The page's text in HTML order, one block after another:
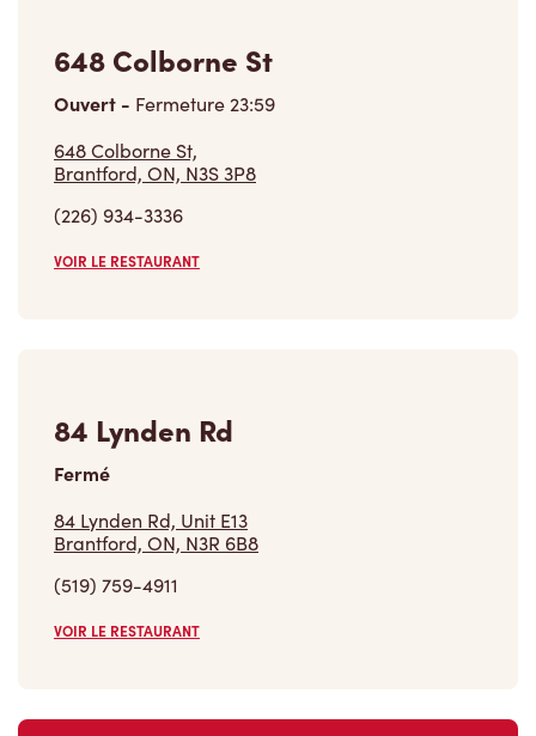
648 Colborne St
Ouvert - Fermeture23:59
648 Colborne St,
Brantford, ON, N3S 3P8
(226) 934-3336
VOIR LE RESTAURANT
84 Lynden Rd
Fermé
84 Lynden Rd, Unit E13
Brantford, ON, N3R 6B8
(519) 759-4911
VOIR LE RESTAURANT